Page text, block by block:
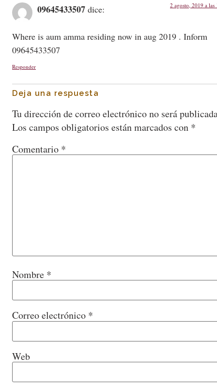
09645433507 dice: 2 agosto, 2019 a las
Where is aum amma residing now in aug 2019 . Inform
09645433507
Responder
Deja una respuesta
Tu dirección de correo electrónico no será
Los campos obligatorios están marcados con *
Comentario *
Nombre *
Correo electrónico *
Web